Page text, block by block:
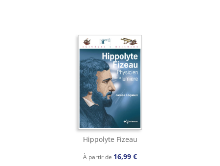
Hippolyte Fizeau
À partir de 16,99 €